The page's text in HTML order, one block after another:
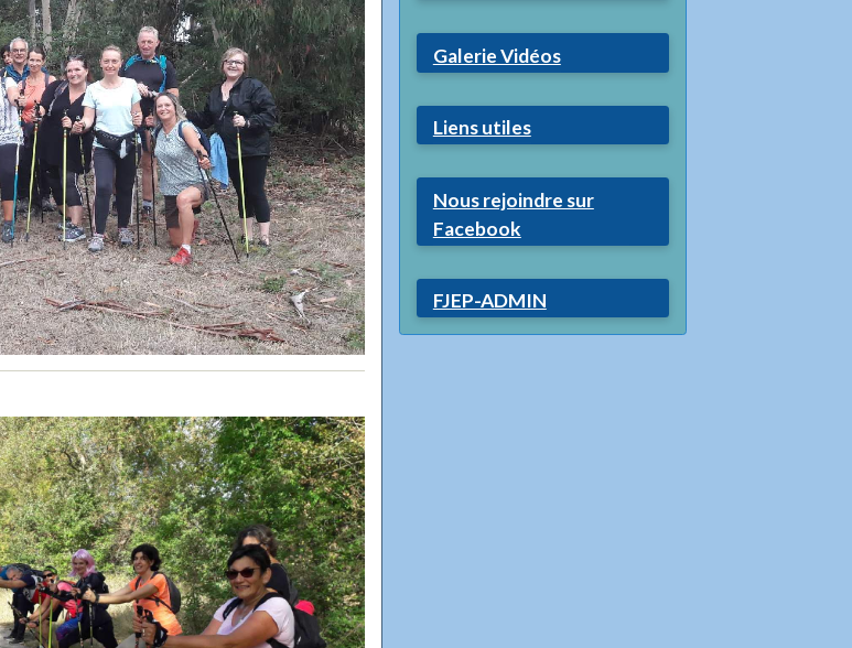
Galerie Vidéos
Liens utiles
Nous rejoindre sur
Facebook
FJEP-ADMIN